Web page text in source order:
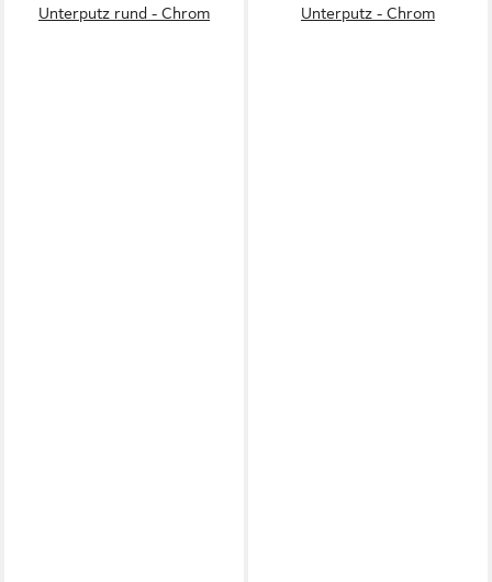
Unterputz rund - Chrom
Unterputz - Chrom